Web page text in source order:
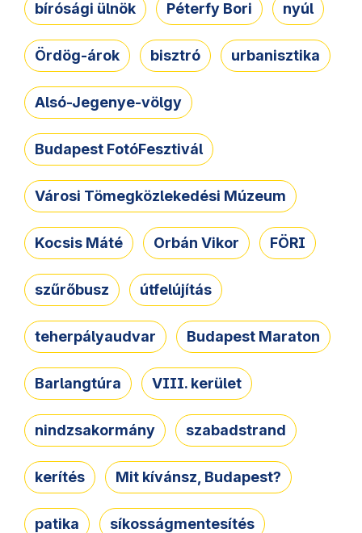
bírósági ülnök Péterfy Bori nyúl
Ördög-árok bisztró urbanisztika
Alsó-Jegenye-völgy
Budapest FotóFesztivál
Városi Tömegközlekedési Múzeum
Kocsis Máté Orbán Vikor FÖRI
szűrőbusz útfelújítás
teherpályaudvar Budapest Maraton
Barlangtúra VIII. kerület
nindzsakormány szabadstrand
kerítés Mit kívánsz, Budapest?
patika síkosságmentesítés